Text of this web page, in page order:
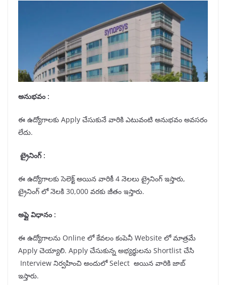
అనుభవం :
ఈ ఉద్యోగాలకు Apply చేసుకునే వారికి ఎటువంటి అనుభవం అవసరం
లేదు.
ట్రైనింగ్ :
ఈ ఉద్యోగాలకు సెలెక్ట్ అయిన వారికీ 4 నెలలు ట్రైనింగ్ ఇస్తారు,
ట్రైనింగ్ లో నెలకి 30,000 వరకు జీతం ఇస్తారు.
అప్లై విధానం :
ఈ ఉద్యోగాలను Online లో కేవలం కంపెనీ Website లో మాత్రమే
Apply చెయ్యాలి. Apply చేసుకున్న అభ్యర్థులను Shortlist చేసి
Interview నిర్వహించి అందులో Select అయిన వారికి జాబ్
ఇస్తారు.